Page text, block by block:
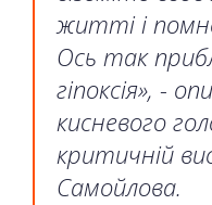
житті і
Ось так
гіпоксія», -
кисневого
критичній
Самойлова.